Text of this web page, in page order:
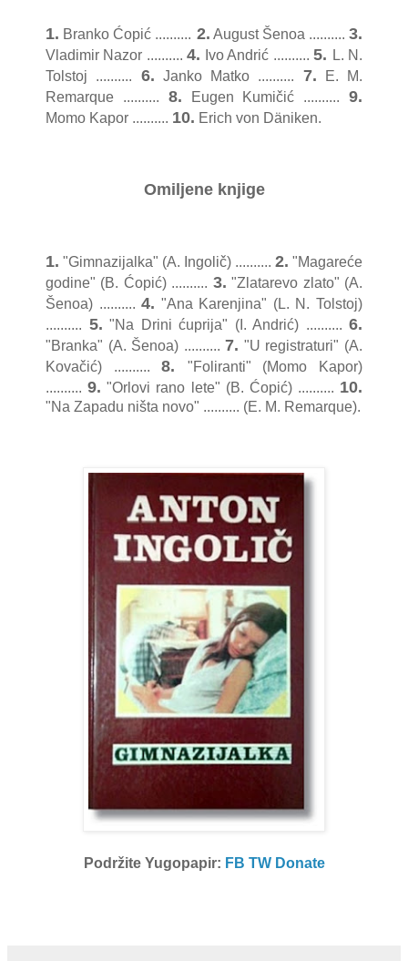
1. Branko Ćopić .......... 2. August Šenoa .......... 3.
Vladimir Nazor ..........4. Ivo Andrić ..........5. L. N.
Tolstoj .......... 6. Janko Matko .......... 7. E. M.
Remarque .......... 8. Eugen Kumičić ..........9.
Momo Kapor .......... 10. Erich von Däniken.
Omiljene knjige
1. "Gimnazijalka" (A. Ingolič) .......... 2. "Magareće
godine" (B. Ćopić) .......... 3. "Zlatarevo zlato" (A.
Šenoa) ..........4. "Ana Karenjina" (L. N. Tolstoj)
.......... 5. "Na Drini ćuprija" (I. Andrić) .......... 6.
"Branka" (A. Šenoa) ..........7. "U registraturi" (A.
Kovačić) ..........8. "Foliranti" (Momo Kapor)
..........9. "Orlovi rano lete" (B. Ćopić) .......... 10.
"Na Zapadu ništa novo" .......... (E. M. Remarque).
Podržite Yugopapir: FB TW Donate